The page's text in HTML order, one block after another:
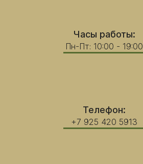
Часы работы:
Пн-Пт: 10:00 - 19:00
Телефон:
+7 925 420 5913